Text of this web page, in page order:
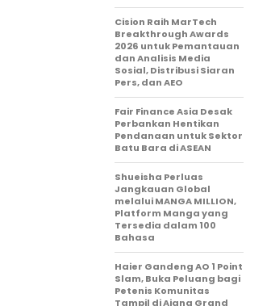
Cision Raih MarTech
Breakthrough Awards
2026 untuk Pemantauan
dan Analisis Media
Sosial, Distribusi Siaran
Pers, dan AEO
Fair Finance Asia Desak
Perbankan Hentikan
Pendanaan untuk Sektor
Batu Bara di ASEAN
Shueisha Perluas
Jangkauan Global
melalui MANGA MILLION,
Platform Manga yang
Tersedia dalam 100
Bahasa
Haier Gandeng AO 1 Point
Slam, Buka Peluang bagi
Petenis Komunitas
Tampil di Ajang Grand